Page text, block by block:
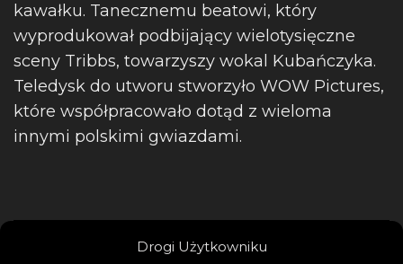
Drogi Użytkowniku
kawałku. Tanecznemu beatowi, który
wyprodukował podbijający wielotysięczne
sceny Tribbs, towarzyszy wokal Kubańczyka.
Teledysk do utworu stworzyło WOW Pictures,
które współpracowało dotąd z wieloma
innymi polskimi gwiazdami.